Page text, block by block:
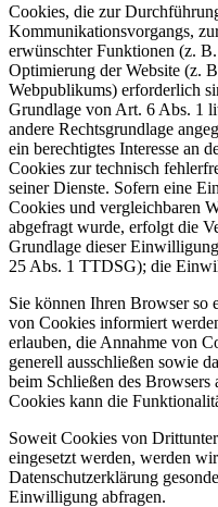
Cookies, die zur
Kommunikationsvorgangs,
erwünschter Funktionen (z.
Optimierung der Website (z.
Webpublikums) erforderlich
Grundlage von Art. 6 Abs. 1
andere Rechtsgrundlage
ein berechtigtes Interesse an
Cookies zur technisch
seiner Dienste. Sofern eine
Cookies und vergleichbaren
abgefragt wurde, erfolgt die
Grundlage dieser
25 Abs. 1 TTDSG); die
Sie können Ihren Browser so
von Cookies informiert
erlauben, die Annahme von
generell ausschließen sowie
beim Schließen des
Cookies kann die
Soweit Cookies von
eingesetzt werden, werden
Datenschutzerklärung
Einwilligung abfragen.